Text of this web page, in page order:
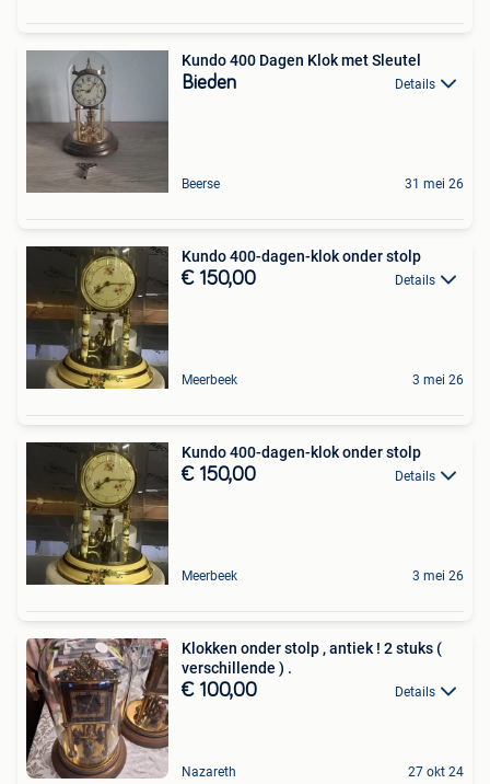
Kundo 400 Dagen Klok met Sleutel
Bieden Details
Beerse 31 mei 26
Kundo 400-dagen-klok onder stolp
€ 150,00 Details
Meerbeek 3 mei 26
Kundo 400-dagen-klok onder stolp
€ 150,00 Details
Meerbeek 3 mei 26
Klokken onder stolp , antiek ! 2 stuks (
verschillende ) .
€ 100,00 Details
Nazareth 27 okt 24